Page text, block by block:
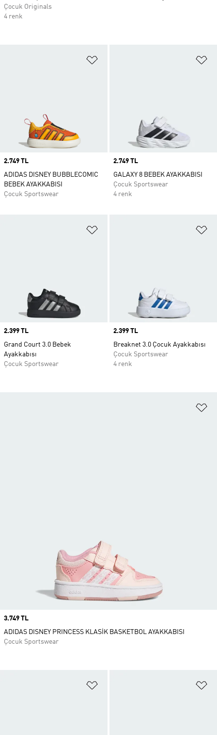
Price
2.749 TL
ADIDAS DISNEY BUBBLECOMIC
BEBEK AYAKKABISI
Çocuk Sportswear
Price
2.749 TL
GALAXY 8 BEBEK AYAKKABISI
Çocuk Sportswear
4 renk
Price
2.399 TL
Grand Court 3.0 Bebek
Ayakkabısı
Çocuk Sportswear
Price
2.399 TL
Breaknet 3.0 Çocuk Ayakkabısı
Çocuk Sportswear
4 renk
Price
3.749 TL
ADIDAS DISNEY PRINCESS KLASİK BASKETBOL AYAKKABISI
Çocuk Sportswear
Çocuk Originals
4 renk